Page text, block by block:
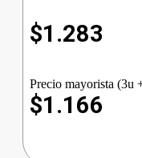
$1.283
Precio mayorista (3u
$1.166